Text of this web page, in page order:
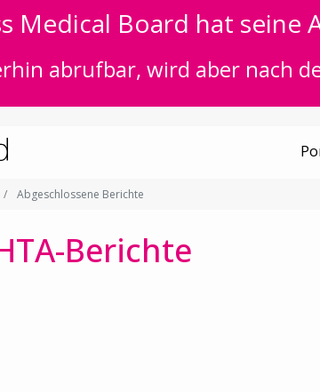
Medical Board hat
abrufbar, wird aber nach
Abgeschlossene Berichte
Berichte